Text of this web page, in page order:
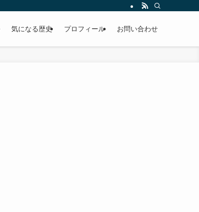
気になる歴史 プロフィール お問い合わせ